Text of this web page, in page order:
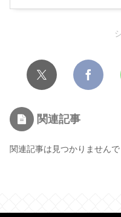
関連記事
関連記事は見つかりませんで